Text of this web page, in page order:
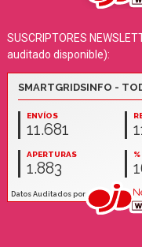
SUSCRIPTORES
auditado disponible):